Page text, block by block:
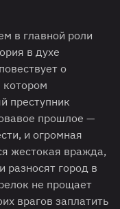
в главной роли
в духе
о
котором
преступник
прошлое —
и огромная
жестокая вражда,
разносят город в
не прощает
врагов заплатить